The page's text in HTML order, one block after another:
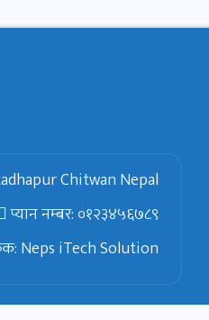
Chitwan Nepal
प्यान नम्बर: ०१२३४५६७८९
Neps iTech Solution